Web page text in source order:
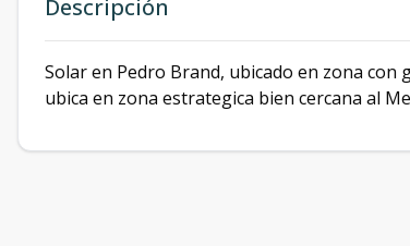
Descripción
Solar en Pedro Brand, ubicado en zona con
ubica en zona estrategica bien cercana al